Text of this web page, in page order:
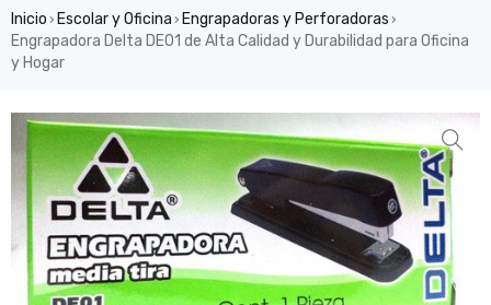
Inicio › Escolar y Oficina › Engrapadoras y Perforadoras ›
Engrapadora Delta DE01 de Alta Calidad y Durabilidad para Oficina
y Hogar